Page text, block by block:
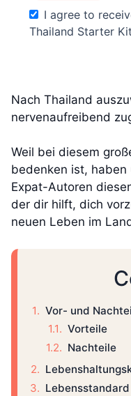
I agree to
Thailand Starter
Nach Thailand
nervenaufreibend
Weil bei diesem
bedenken ist,
Expat-Autoren
der dir hilft, dich
neuen Leben im
Vor- und
Vorteile
Nachteile
Lebensstandard